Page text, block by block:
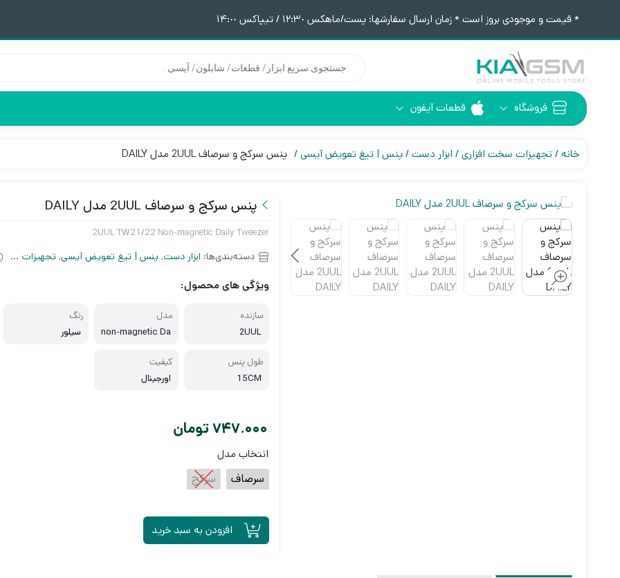
* قیمت و موجودی بروز است * زمان ارسال سفارشها: پست/ماهکس ١٢:٣٠ / تیپاکس ١۴:٠٠
محصولات
فروشگاه
ابزار لحیم کاری هیتر | هویه پری هیتر
قطعات آیفون
آیفون 6 قطعات آیفون 6 قطعات آیفون 6Plus خانه تجهیزات سخت افزاری ابزار دست پنس | تیغ تعویض آیسی پنس سرکج و سرصاف 2UUL مدل DAILY
پنس سرکج و سرصاف 2UUL مدل DAILY
2UUL TW21/22 Non-magnetic Daily Tweezer
دسته‌بندی‌ها: ابزار دست, پنس | تیغ تعویض آیسی, تجهیزات سخت افزاری
ویژگی های محصول:
سازنده
2UUL
مدل
non-magnetic Da
رنگ
سیلور
طول پنس
15CM
کیفیت
اورجینال
747.000 تومان
انتخاب مدل
سرصاف سرکج
افزودن به سبد خرید